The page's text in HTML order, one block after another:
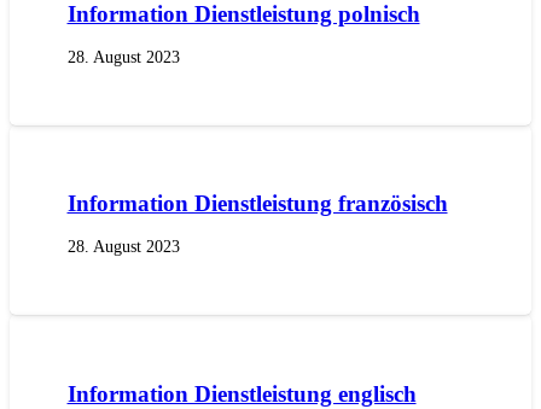
Information Dienstleistung polnisch
28. August 2023
Information Dienstleistung französisch
28. August 2023
Information Dienstleistung englisch